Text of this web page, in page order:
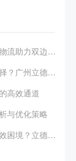
助力双边发展
站式解决方案解析
高效通道
与优化策略
国际助您破局！